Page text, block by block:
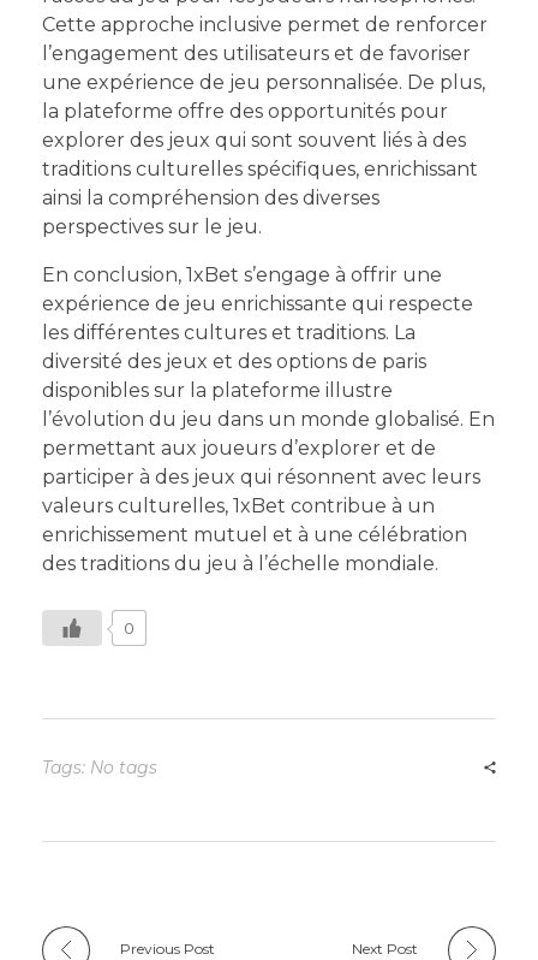
Cette approche inclusive permet de renforcer
l’engagement des utilisateurs et de favoriser
une expérience de jeu personnalisée. De plus,
la plateforme offre des opportunités pour
explorer des jeux qui sont souvent liés à des
traditions culturelles spécifiques, enrichissant
ainsi la compréhension des diverses
perspectives sur le jeu.
En conclusion, 1xBet s’engage à offrir une
expérience de jeu enrichissante qui respecte
les différentes cultures et traditions. La
diversité des jeux et des options de paris
disponibles sur la plateforme illustre
l’évolution du jeu dans un monde globalisé. En
permettant aux joueurs d’explorer et de
participer à des jeux qui résonnent avec leurs
valeurs culturelles, 1xBet contribue à un
enrichissement mutuel et à une célébration
des traditions du jeu à l’échelle mondiale.
0
Tags: No tags
Previous Post Next Post